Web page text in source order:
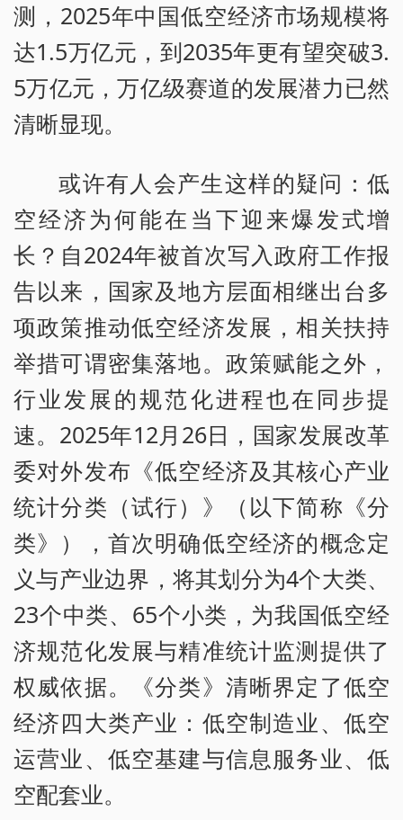
测，2025年中国低空经济市场规模将
达1.5万亿元，到2035年更有望突破3.
5万亿元，万亿级赛道的发展潜力已然
清晰显现。
或许有人会产生这样的疑问：低
空经济为何能在当下迎来爆发式增
长？自2024年被首次写入政府工作报
告以来，国家及地方层面相继出台多
项政策推动低空经济发展，相关扶持
举措可谓密集落地。政策赋能之外，
行业发展的规范化进程也在同步提
速。2025年12月26日，国家发展改革
委对外发布《低空经济及其核心产业
统计分类（试行）》（以下简称《分
类》），首次明确低空经济的概念定
义与产业边界，将其划分为4个大类、
23个中类、65个小类，为我国低空经
济规范化发展与精准统计监测提供了
权威依据。《分类》清晰界定了低空
经济四大类产业：低空制造业、低空
运营业、低空基建与信息服务业、低
空配套业。